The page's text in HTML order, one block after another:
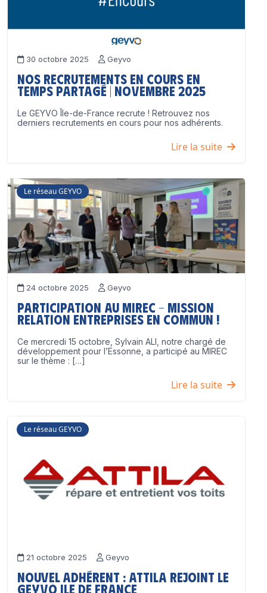
30 octobre 2025 Geyvo
Nos recrutements en cours en
temps partagé | Novembre 2025
Le GEYVO Île-de-France recrute ! Retrouvez nos
derniers recrutements en cours pour nos adhérents.
Lire la suite
Le réseau GEYVO
24 octobre 2025 Geyvo
Participation au MIREC – Mission
Relation Entreprises en Commun !
Ce mercredi 15 octobre, Sylvain ALI, notre chargé de
développement pour l’Essonne, a participé au MIREC
sur le thème : […]
Lire la suite
Le réseau GEYVO
21 octobre 2025 Geyvo
Nouvel adhérent : ATTILA rejoint le
GEYVO Ile de France